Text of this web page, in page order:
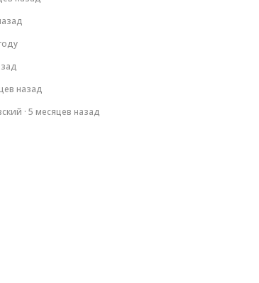
назад
· 5 месяцев назад